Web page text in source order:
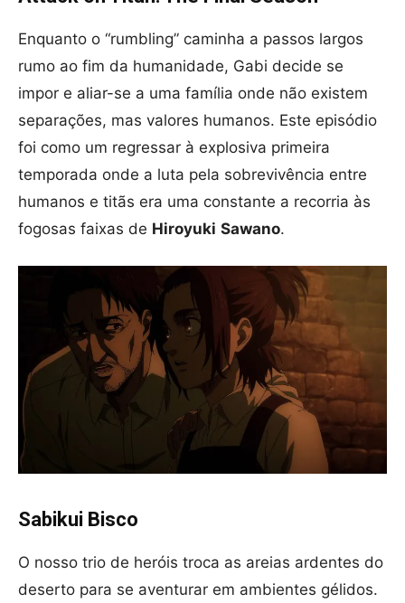
Enquanto o “rumbling” caminha a passos largos
rumo ao fim da humanidade, Gabi decide se
impor e aliar-se a uma família onde não existem
separações, mas valores humanos. Este episódio
foi como um regressar à explosiva primeira
temporada onde a luta pela sobrevivência entre
humanos e titãs era uma constante a recorria às
fogosas faixas de Hiroyuki Sawano.
Sabikui Bisco
O nosso trio de heróis troca as areias ardentes do
deserto para se aventurar em ambientes gélidos.